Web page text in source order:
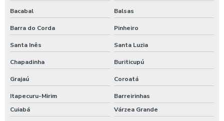
Bacabal Balsas
Barra do Corda Pinheiro
Santa Inês Santa Luzia
Chapadinha Buriticupú
Grajaú Coroatá
Itapecuru-Mirim
Barreirinhas
Cuiabá
Várzea Grande